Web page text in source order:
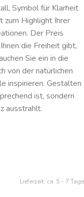
Symbol für Klarheit
zum Highlight Ihrer
Der Preis
die Freiheit gibt,
Sie ein in die
von der natürlichen
inspirieren. Gestalten
ist, sondern
ausstrahlt.
Lieferzeit: ca. 5 - 7 Tage